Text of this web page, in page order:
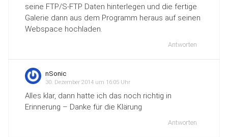
seine FTP/S-FTP Daten hinterlegen und die fertige
Galerie dann aus dem Programm heraus auf seinen
Webspace hochladen.
Antworten
nSonic
30. Dezember 2014 um 16:05 Uhr
Alles klar, dann hatte ich das noch richtig in
Erinnerung – Danke für die Klärung
Antworten